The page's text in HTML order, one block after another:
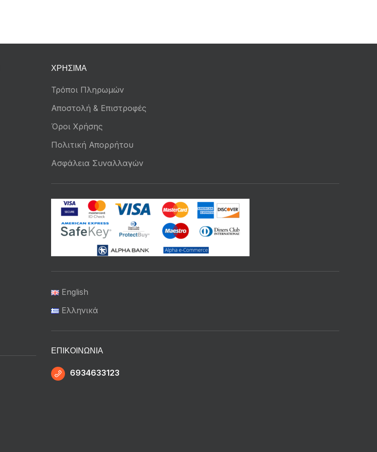
ΧΡΉΣΙΜΑ
Τρόποι Πληρωμών
Αποστολή & Επιστροφές
Όροι Χρήσης
Πολιτική Απορρήτου
Ασφάλεια Συναλλαγών
English
Ελληνικά
ΕΠΙΚΟΙΝΩΝΊΑ
6934633123